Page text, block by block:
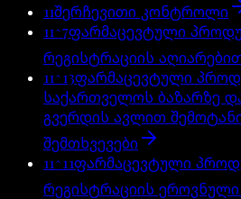
11შერჩევითი კონტროლი
11^7ფარმაცევტული
რეგისტრაციის
11^13ფარმაცევტული
საქართველოს ბაზარზე
გვერდის ავლით
შემთხვევები
11^11ფარმაცევტული
რეგისტრაციის ეროვნული